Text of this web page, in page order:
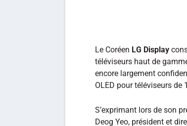
Le Coréen LG Display
téléviseurs haut de
encore largement
OLED pour téléviseurs de
S’exprimant lors de son
Deog Yeo, président et